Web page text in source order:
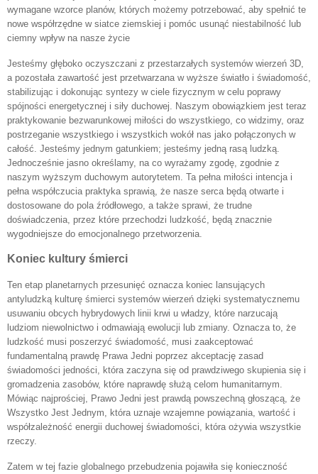
wymagane wzorce planów, których możemy potrzebować, aby spełnić te
nowe współrzędne w siatce ziemskiej i pomóc usunąć niestabilność lub
ciemny wpływ na nasze życie
Jesteśmy głęboko oczyszczani z przestarzałych systemów wierzeń 3D,
a pozostała zawartość jest przetwarzana w wyższe światło i świadomość,
stabilizując i dokonując syntezy w ciele fizycznym w celu poprawy
spójności energetycznej i siły duchowej. Naszym obowiązkiem jest teraz
praktykowanie bezwarunkowej miłości do wszystkiego, co widzimy, oraz
postrzeganie wszystkiego i wszystkich wokół nas jako połączonych w
całość. Jesteśmy jednym gatunkiem; jesteśmy jedną rasą ludzką.
Jednocześnie jasno określamy, na co wyrażamy zgodę, zgodnie z
naszym wyższym duchowym autorytetem. Ta pełna miłości intencja i
pełna współczucia praktyka sprawią, że nasze serca będą otwarte i
dostosowane do pola źródłowego, a także sprawi, że trudne
doświadczenia, przez które przechodzi ludzkość, będą znacznie
wygodniejsze do emocjonalnego przetworzenia.
Koniec kultury śmierci
Ten etap planetarnych przesunięć oznacza koniec lansujących
antyludzką kulturę śmierci systemów wierzeń dzięki systematycznemu
usuwaniu obcych hybrydowych linii krwi u władzy, które narzucają
ludziom niewolnictwo i odmawiają ewolucji lub zmiany. Oznacza to, że
ludzkość musi poszerzyć świadomość, musi zaakceptować
fundamentalną prawdę Prawa Jedni poprzez akceptację zasad
świadomości jedności, która zaczyna się od prawdziwego skupienia się i
gromadzenia zasobów, które naprawdę służą celom humanitarnym.
Mówiąc najprościej, Prawo Jedni jest prawdą powszechną głoszącą, że
Wszystko Jest Jednym, która uznaje wzajemne powiązania, wartość i
współzależność energii duchowej świadomości, która ożywia wszystkie
rzeczy.
Zatem w tej fazie globalnego przebudzenia pojawiła się konieczność